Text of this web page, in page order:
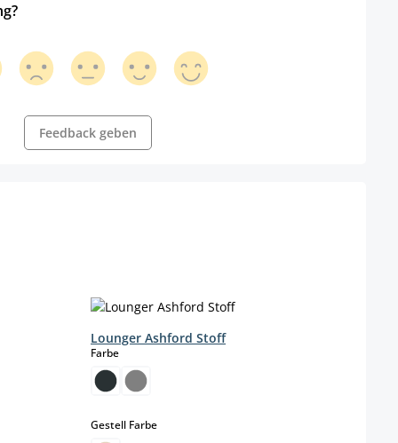
Feedback geben
Lounger Ashford Stoff
Farbeauswählen
Gestell Farbeauswählen